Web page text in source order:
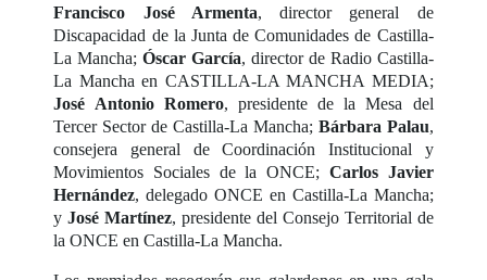
Francisco José Armenta, director general de
Discapacidad de la Junta de Comunidades de Castilla-
La Mancha;Óscar García, director de Radio Castilla-
La Mancha en CASTILLA-LA MANCHA MEDIA;
José Antonio Romero, presidente de la Mesa del
Tercer Sector de Castilla-La Mancha; Bárbara Palau,
consejera general de Coordinación Institucional y
Movimientos Sociales de la ONCE; Carlos Javier
Hernández, delegado ONCE en Castilla-La Mancha;
yJosé Martínez, presidente del Consejo Territorial de
la ONCE en Castilla-La Mancha.